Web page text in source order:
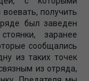
получить
был заведен
заранее
сообщались
из таких точек
из отряда,